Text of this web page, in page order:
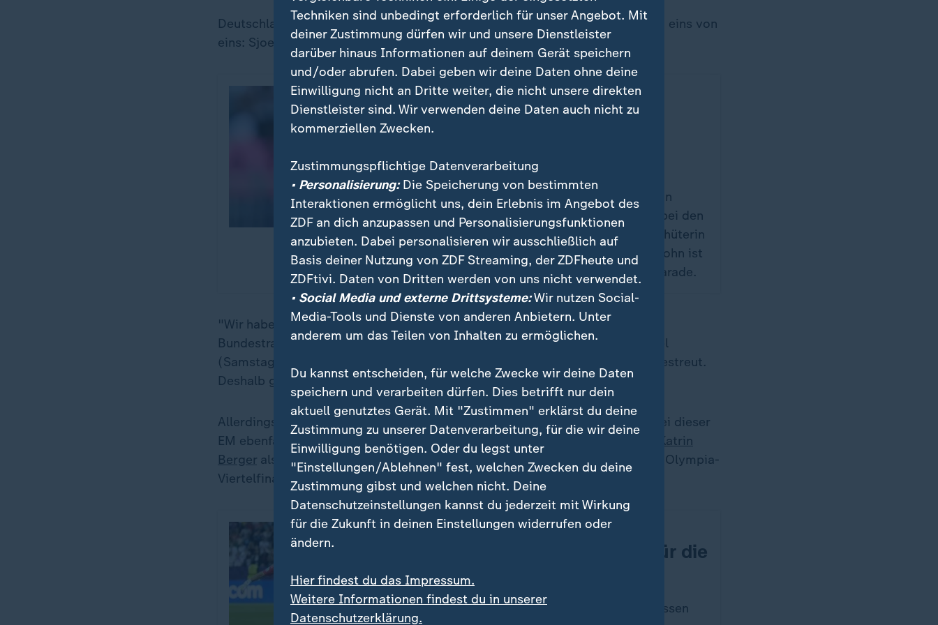
Deutschland, bei Elfmetern stets im Ruf der Nervenstärke stehend, steht bei eins von
eins: Sjoeke Nüsken verwandelte gegen Dänemark.
Olympia-Heldin der DFB-Frauen
:Berger: Gehaltener
Hrubesch
Horst Hrubesch hat Ann-Katrin
Berger vertraut. So stieg sie bei den
DFB-Frauen von der Ersatztorhüterin
zur Olympia-Heldin auf. Der Lohn ist
Bronze, dank Bergers Elfer-Parade.
"Wir haben schon in Herzogenaurach mit diesem Thema begonnen", sagte
BundestrainerChristian Wück vor dem Viertelfinale gegen Frankreich in Basel
(Samstag, 21 Uhr/ZDF live ab 20.15 Uhr). "Wir haben es immer wieder eingestreut.
Deshalb glaube ich, dass wir gut vorbereitet sind."
Allerdings fehlt Giulia Gwinn
als beste Schützin - und Frankreich (2/2) ist bei dieser
EM ebenfalls noch ohne Fehlschuss. Dafür gilt die deutsche Torhüterin
Ann-Katrin
Berger als "Elfmeterkillerin" und schießt gerne auch selbst, zum Beispiel im Olympia-
Viertelfinale gegen Kanada 2024 (4:2).
Schweden vs. England reiht sich ein
Elfmeterschießen für die
14 Elfer, neun davon verschossen
Techniken sind unbedingt erforderlich für unser Angebot. Mit
deiner Zustimmung dürfen wir und unsere Dienstleister
darüber hinaus Informationen auf deinem Gerät speichern
und/oder abrufen. Dabei geben wir deine Daten ohne deine
Einwilligung nicht an Dritte weiter, die nicht unsere direkten
Dienstleister sind. Wir verwenden deine Daten auch nicht zu
kommerziellen Zwecken.
Zustimmungspflichtige Datenverarbeitung
• Personalisierung:Die Speicherung von bestimmten
Interaktionen ermöglicht uns, dein Erlebnis im Angebot des
ZDF an dich anzupassen und Personalisierungsfunktionen
anzubieten. Dabei personalisieren wir ausschließlich auf
Basis deiner Nutzung von ZDF Streaming, der ZDFheute und
ZDFtivi. Daten von Dritten werden von uns nicht verwendet.
• Social Media und externe Drittsysteme:Wir nutzen Social-
Media-Tools und Dienste von anderen Anbietern. Unter
anderem um das Teilen von Inhalten zu ermöglichen.
Du kannst entscheiden, für welche Zwecke wir deine Daten
speichern und verarbeiten dürfen. Dies betrifft nur dein
aktuell genutztes Gerät. Mit "Zustimmen" erklärst du deine
Zustimmung zu unserer Datenverarbeitung, für die wir deine
Einwilligung benötigen. Oder du legst unter
"Einstellungen/Ablehnen" fest, welchen Zwecken du deine
Zustimmung gibst und welchen nicht. Deine
Datenschutzeinstellungen kannst du jederzeit mit Wirkung
für die Zukunft in deinen Einstellungen widerrufen oder
ändern.
Hier findest du das Impressum.
Weitere Informationen findest du in unserer
Datenschutzerklärung.